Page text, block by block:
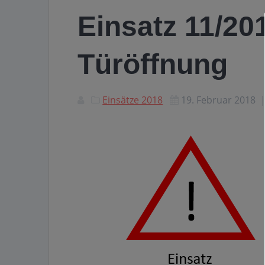
Einsatz 11/
Türöffnung
Einsätze 2018 19. Februar 2018 |